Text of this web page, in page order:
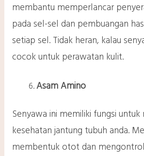
membantu memperlancar
pada sel-sel dan pembuangan
setiap sel. Tidak heran, kalau
cocok untuk perawatan kulit.
Asam Amino
Senyawa ini memiliki fungsi untuk
kesehatan jantung tubuh anda.
membentuk otot dan